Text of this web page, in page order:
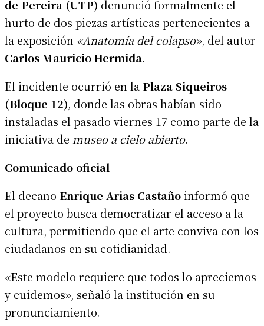
de Pereira (UTP) denunció formalmente el
hurto de dos piezas artísticas pertenecientes a
la exposición «Anatomía del colapso», del autor
Carlos Mauricio Hermida.
El incidente ocurrió en la Plaza Siqueiros
(Bloque 12), donde las obras habían sido
instaladas el pasado viernes 17 como parte de la
iniciativa de museo a cielo abierto.
Comunicado oficial
El decano Enrique Arias Castañoinformó que
el proyecto busca democratizar el acceso a la
cultura, permitiendo que el arte conviva con los
ciudadanos en su cotidianidad.
«Este modelo requiere que todos lo apreciemos
y cuidemos», señaló la institución en su
pronunciamiento.